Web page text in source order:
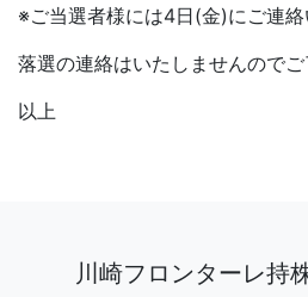
※ご当選者様には4日(金)にご連絡
落選の連絡はいたしませんのでご
以上
川崎フロンターレ持